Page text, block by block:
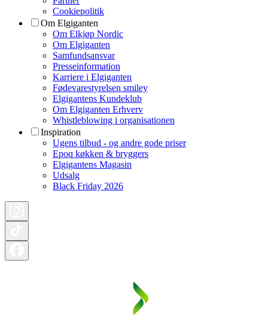
Cookiepolitik
Om Elgiganten
Om Elkjøp Nordic
Om Elgiganten
Samfundsansvar
Presseinformation
Karriere i Elgiganten
Fødevarestyrelsen smiley
Elgigantens Kundeklub
Om Elgiganten Erhverv
Whistleblowing i organisationen
Inspiration
Ugens tilbud - og andre gode priser
Epoq køkken & bryggers
Elgigantens Magasin
Udsalg
Black Friday 2026